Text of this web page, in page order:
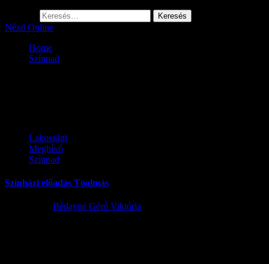
Nézd Online
Home
Színpad
Lakossági
Meghívó
Színpad
Színházi előadás Tóalmás
Bédayné Géró Viktória